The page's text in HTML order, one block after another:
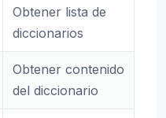
Obtener lista de
diccionarios
Obtener contenido
del diccionario